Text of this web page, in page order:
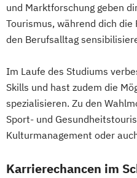
und Marktforschung geben
Tourismus, während dich
den Berufsalltag
Im Laufe des Studiums
Skills und hast zudem die
spezialisieren. Zu den
Sport- und
Kulturmanagement oder
Karrierechancen im